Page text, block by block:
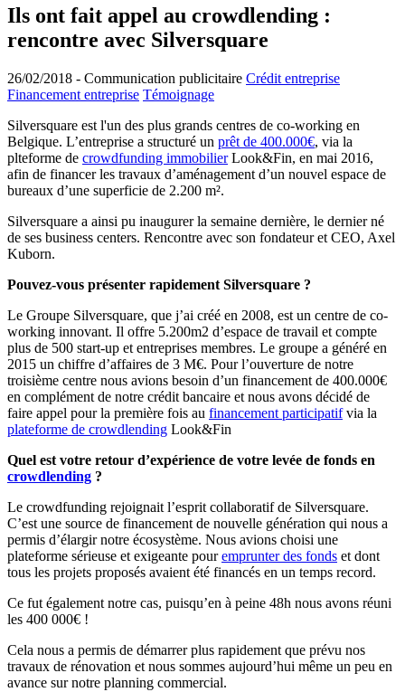
Ils ont fait appel au crowdlending :
rencontre avec Silversquare
26/02/2018 - Communication publicitaire Crédit entreprise
Financement entreprise Témoignage
Silversquare est l'un des plus grands centres de co-working en
Belgique. L’entreprise a structuré un prêt de 400.000€, via la
plteforme de crowdfunding immobilierLook&Fin, en mai 2016,
afin de financer les travaux d’aménagement d’un nouvel espace de
bureaux d’une superficie de 2.200 m².
Silversquare a ainsi pu inaugurer la semaine dernière, le dernier né
de ses business centers. Rencontre avec son fondateur et CEO, Axel
Kuborn.
Pouvez-vous présenter rapidement Silversquare ?
Le Groupe Silversquare, que j’ai créé en 2008, est un centre de co-
working innovant. Il offre 5.200m2 d’espace de travail et compte
plus de 500 start-up et entreprises membres. Le groupe a généré en
2015 un chiffre d’affaires de 3 M€. Pour l’ouverture de notre
troisième centre nous avions besoin d’un financement de 400.000€
en complément de notre crédit bancaire et nous avons décidé de
faire appel pour la première fois au financement participatifvia la
plateforme de crowdlending Look&Fin
Quel est votre retour d’expérience de votre levée de fonds en
crowdlending ?
Le crowdfunding rejoignait l’esprit collaboratif de Silversquare.
C’est une source de financement de nouvelle génération qui nous a
permis d’élargir notre écosystème. Nous avions choisi une
plateforme sérieuse et exigeante pouremprunter des fonds et dont
tous les projets proposés avaient été financés en un temps record.
Ce fut également notre cas, puisqu’en à peine 48h nous avons réuni
les 400 000€ !
Cela nous a permis de démarrer plus rapidement que prévu nos
travaux de rénovation et nous sommes aujourd’hui même un peu en
avance sur notre planning commercial.